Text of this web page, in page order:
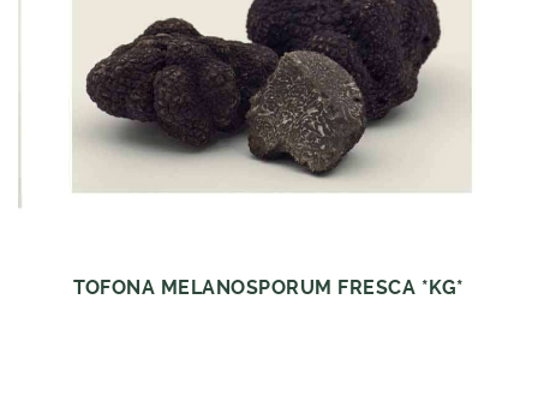
TOFONA MELANOSPORUM FRESCA *KG*